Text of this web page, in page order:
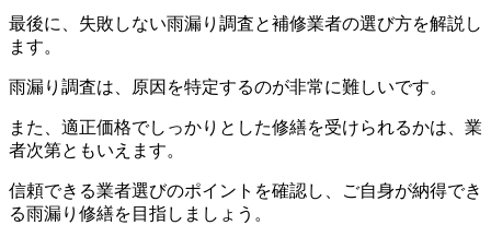
最後に、失敗しない雨漏り調査と補修業者の選び方を解説し
ます。
雨漏り調査は、原因を特定するのが非常に難しいです。
また、適正価格でしっかりとした修繕を受けられるかは、業
者次第ともいえます。
信頼できる業者選びのポイントを確認し、ご自身が納得でき
る雨漏り修繕を目指しましょう。